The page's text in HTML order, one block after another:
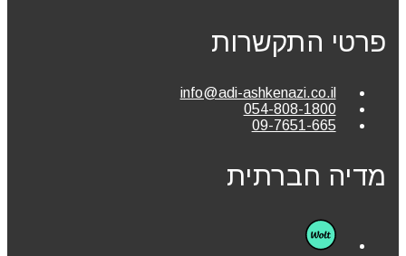
פרטי התקשרות
info@adi-ashkenazi.co.il
054-808-1800
09-7651-665
מדיה חברתית